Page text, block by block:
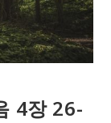
4장 26-